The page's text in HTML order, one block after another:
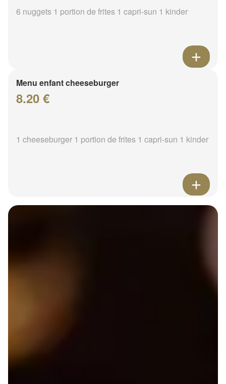
6 nuggets 1 portion de frites 1 capri-sun 1 kinder
Menu enfant cheeseburger
8.20 €
1 cheeseburger 1 portion de frites 1 capri-sun 1 kinder